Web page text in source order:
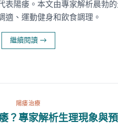
表陽痿。本文由專家解析晨勃
適、運動健身和飲食調理。
繼續閱讀 →
陽痿治療
？專家解析生理現象與